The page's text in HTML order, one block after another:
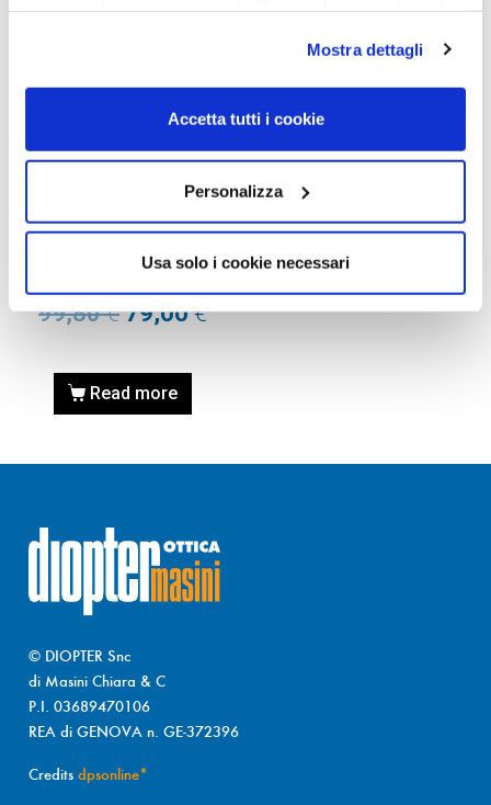
Mostra dettagli
Accetta tutti i cookie
Personalizza
Usa solo i cookie necessari
AUSILI VISIVI PER
IPOVISIONE
ESCHENBACH 15115 lente
MOBILUX LED 20d 5x
99,80€ 79,00€
Read more
© DIOPTER Snc
di Masini Chiara & C
P.I. 03689470106
REA di GENOVA n. GE-372396
Credits dpsonline*